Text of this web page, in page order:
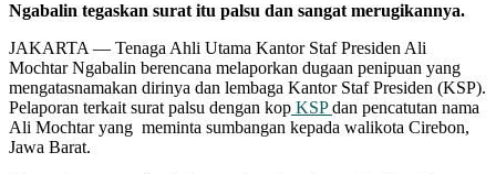
Ngabalin tegaskan surat itu palsu dan sangat merugikannya.
JAKARTA — Tenaga Ahli Utama Kantor Staf Presiden Ali
Mochtar Ngabalin berencana melaporkan dugaan penipuan yang
mengatasnamakan dirinya dan lembaga Kantor Staf Presiden (KSP).
Pelaporan terkait surat palsu dengan kop KSPdan pencatutan nama
Ali Mochtar yang meminta sumbangan kepada walikota Cirebon,
Jawa Barat.